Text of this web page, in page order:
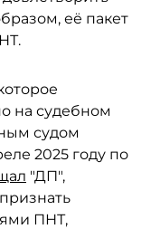
её пакет
на судебном
судом
2025 году по
"ДП",
ПНТ,